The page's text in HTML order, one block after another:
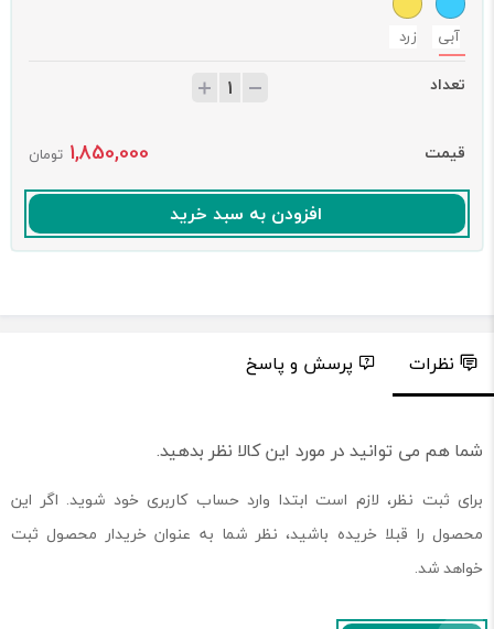
آبی زرد
تعداد
قیمت 1,850,000 تومان
افزودن به سبد خرید
نظرات پرسش و پاسخ
شما هم می توانید در مورد این کالا نظر بدهید.
برای ثبت نظر، لازم است ابتدا وارد حساب کاربری خود شوید. اگر این
محصول را قبلا خریده باشید، نظر شما به عنوان خریدار محصول ثبت
خواهد شد.